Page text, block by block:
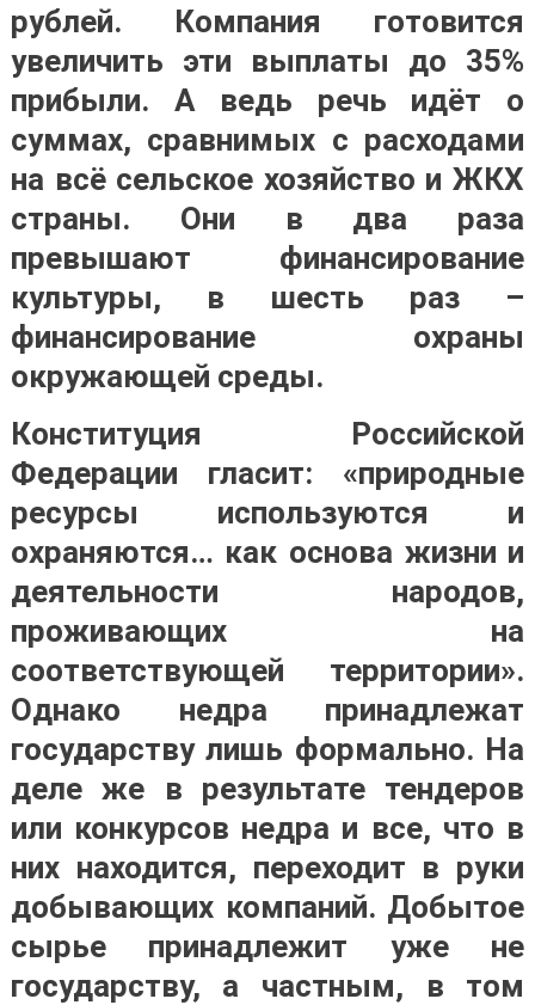
рублей. Компания готовится
увеличить эти выплаты до 35%
прибыли. А ведь речь идёт о
суммах, сравнимых с расходами
на всё сельское хозяйство и ЖКХ
страны. Они в два раза
превышают финансирование
культуры, в шесть раз –
финансирование охраны
окружающей среды.
Конституция Российской
Федерации гласит: «природные
ресурсы используются и
охраняются… как основа жизни и
деятельности народов,
проживающих на
соответствующей территории».
Однако недра принадлежат
государству лишь формально. На
деле же в результате тендеров
или конкурсов недра и все, что в
них находится, переходит в руки
добывающих компаний. Добытое
сырье принадлежит уже не
государству, а частным, в том